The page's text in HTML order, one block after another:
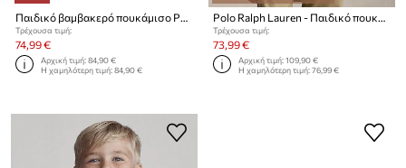
Τρέχουσα τιμή:
74,99 €
Αρχική τιμή:84,90 €
Η χαμηλότερη τιμή:84,90 €
Τρέχουσα τιμή:
73,99 €
Αρχική τιμή:109,90 €
Η χαμηλότερη τιμή:76,99 €